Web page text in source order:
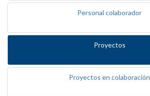
Personal colaborador
Proyectos
Proyectos en colaboración